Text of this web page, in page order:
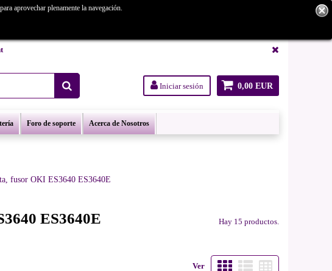
Consúltanos.
0,00 EUR
Iniciar sesión
Foro de soporte Acerca de Nosotros
aprovechar plenamente la navegación.
fusor OKI ES3640 ES3640E
ES3640E Hay 15 productos.
Ver